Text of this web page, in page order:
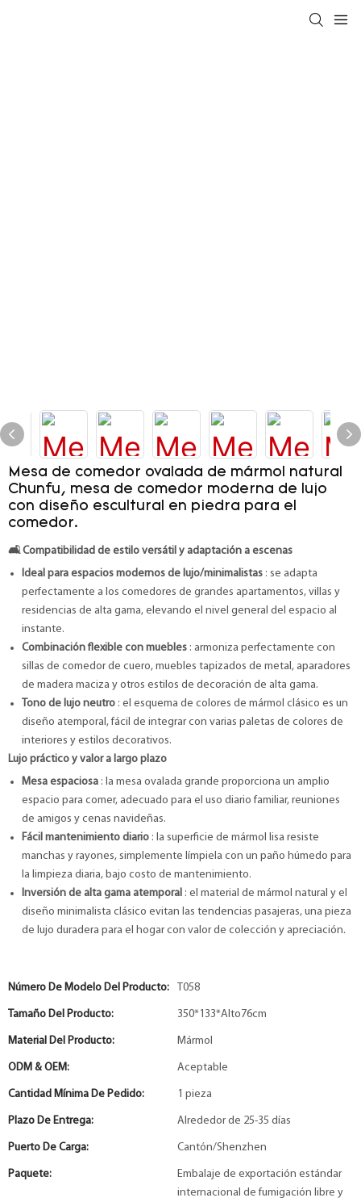
Mesa de comedor ovalada de mármol natural
Chunfu, mesa de comedor moderna de lujo
con diseño escultural en piedra para el
comedor.
🛋️Compatibilidad de estilo versátil y adaptación a escenas
Ideal para espacios modernos de lujo/minimalistas: se adapta
perfectamente a los comedores de grandes apartamentos, villas y
residencias de alta gama, elevando el nivel general del espacio al
instante.
Combinación flexible con muebles: armoniza perfectamente con
sillas de comedor de cuero, muebles tapizados de metal, aparadores
de madera maciza y otros estilos de decoración de alta gama.
Tono de lujo neutro: el esquema de colores de mármol clásico es un
diseño atemporal, fácil de integrar con varias paletas de colores de
interiores y estilos decorativos.
Lujo práctico y valor a largo plazo
Mesa espaciosa: la mesa ovalada grande proporciona un amplio
espacio para comer, adecuado para el uso diario familiar, reuniones
de amigos y cenas navideñas.
Fácil mantenimiento diario: la superficie de mármol lisa resiste
manchas y rayones, simplemente límpiela con un paño húmedo para
la limpieza diaria, bajo costo de mantenimiento.
Inversión de alta gama atemporal: el material de mármol natural y el
diseño minimalista clásico evitan las tendencias pasajeras, una pieza
de lujo duradera para el hogar con valor de colección y apreciación.
Número De Modelo Del Producto: T058
Tamaño Del Producto: 350*133*Alto76cm
Material Del Producto: Mármol
ODM & OEM: Aceptable
Cantidad Mínima De Pedido: 1 pieza
Plazo De Entrega: Alrededor de 25-35 días
Puerto De Carga: Cantón/Shenzhen
Paquete:
Embalaje de exportación estándar
internacional de fumigación libre y